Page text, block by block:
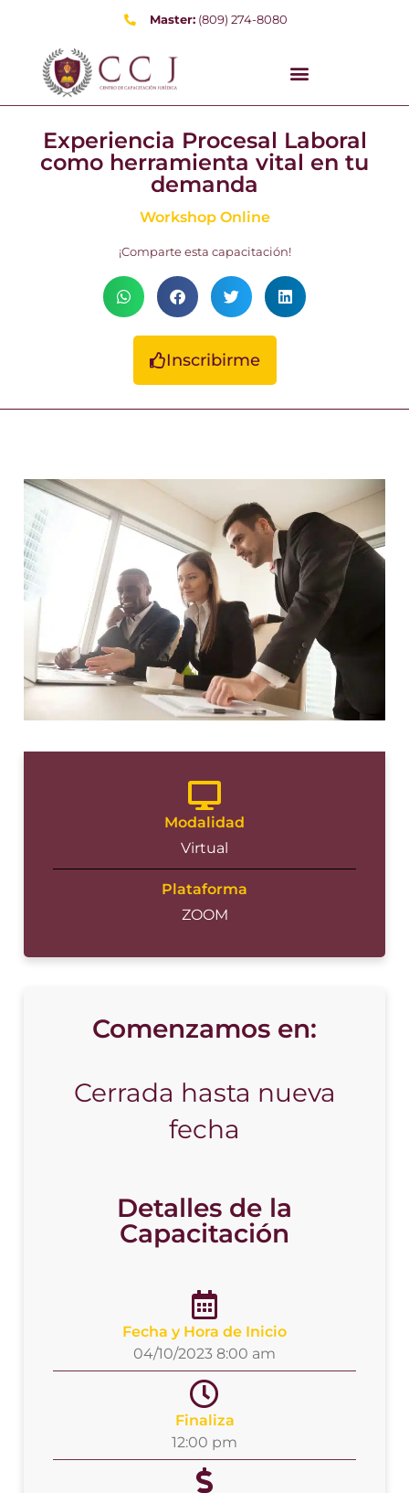
Master: (809) 274-8080
Experiencia Procesal Laboral
como herramienta vital en tu
demanda
Workshop Online
¡Comparte esta capacitación!
Inscribirme
Modalidad
Virtual
Plataforma
ZOOM
Comenzamos en:
Cerrada hasta nueva
fecha
Detalles de la
Capacitación
Fecha y Hora de Inicio
04/10/2023 8:00 am
Finaliza
12:00 pm